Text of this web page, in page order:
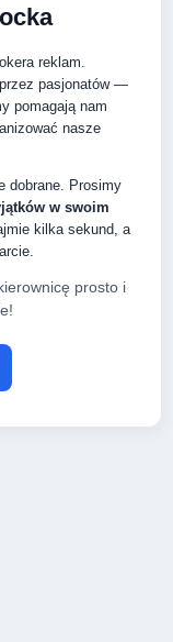
reklam.
pasjonatów —
pomagają nam
nasze
dobrane. Prosimy
w swoim
kilka sekund, a
prosto i